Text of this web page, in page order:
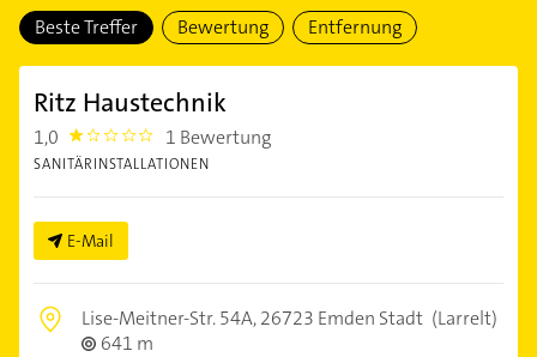
Beste Treffer Bewertung Entfernung
Ritz Haustechnik
1,0 1.0 1 Bewertung
SANITÄRINSTALLATIONEN
E-Mail
Lise-Meitner-Str. 54A,26723 Emden Stadt (Larrelt)
641 m